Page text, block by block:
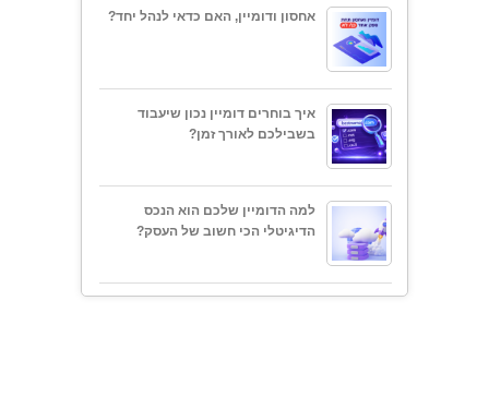
אחסון ודומיין, האם כדאי לנהל יחד?
איך בוחרים דומיין נכון שיעבוד
בשבילכם לאורך זמן?
למה הדומיין שלכם הוא הנכס
הדיגיטלי הכי חשוב של העסק?